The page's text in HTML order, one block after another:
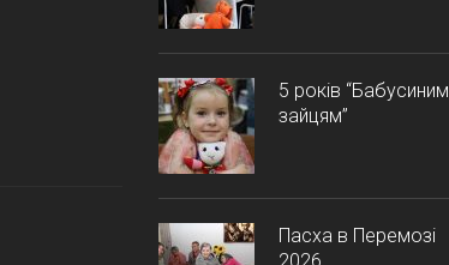
5 років “Бабусиним
зайцям”
Пасха в Перемозі